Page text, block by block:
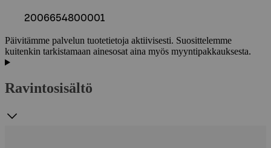
2006654800001
Päivitämme palvelun tuotetietoja aktiivisesti. Suosittelemme
kuitenkin tarkistamaan ainesosat aina myös myyntipakkauksesta.
Ravintosisältö